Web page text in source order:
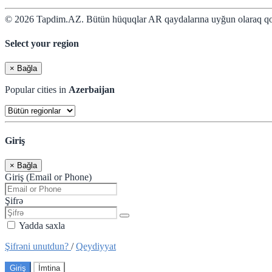
© 2026 Tapdim.AZ. Bütün hüquqlar AR qaydalarına uyğun olaraq
Select your region
× Bağla
Popular cities in Azerbaijan
Giriş
× Bağla
Giriş (Email or Phone)
Şifrə
Yadda saxla
Şifrəni unutdun? /Qeydiyyat
Giriş İmtina